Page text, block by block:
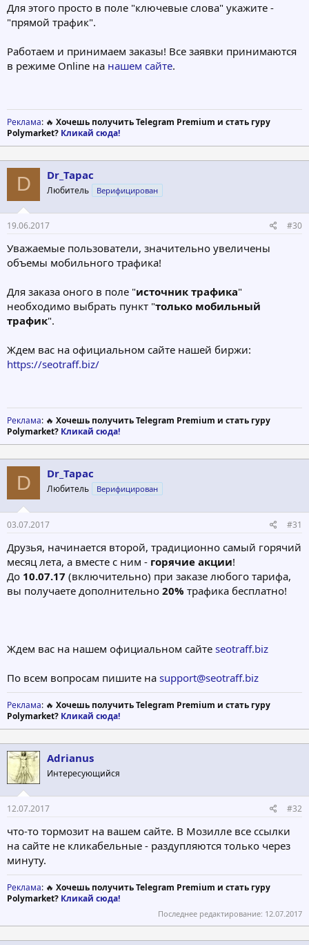
Для этого просто в поле "ключевые слова" укажите -
"прямой трафик".
Работаем и принимаем заказы! Все заявки принимаются
в режиме Online на нашем сайте.
Реклама: 🔥 Хочешь получить Telegram Premium и стать гуру
Polymarket? Кликай сюда!
D Dr_Tapac
Любитель Верифицирован
19.06.2017 #30
Уважаемые пользователи, значительно увеличены
объемы мобильного трафика!
Для заказа оного в поле "источник трафика"
необходимо выбрать пункт "только мобильный
трафик".
Ждем вас на официальном сайте нашей биржи:
https://seotraff.biz/
Реклама: 🔥 Хочешь получить Telegram Premium и стать гуру
Polymarket? Кликай сюда!
D Dr_Tapac
Любитель Верифицирован
03.07.2017 #31
Друзья, начинается второй, традиционно самый горячий
месяц лета, а вместе с ним - горячие акции!
До 10.07.17 (включительно) при заказе любого тарифа,
вы получаете дополнительно 20% трафика бесплатно!
Ждем вас на нашем официальном сайте seotraff.biz
По всем вопросам пишите на support@seotraff.biz
Реклама: 🔥 Хочешь получить Telegram Premium и стать гуру
Polymarket? Кликай сюда!
Adrianus
Интересующийся
12.07.2017 #32
что-то тормозит на вашем сайте. В Мозилле все ссылки
на сайте не кликабельные - раздупляются только через
минуту.
Реклама: 🔥 Хочешь получить Telegram Premium и стать гуру
Polymarket? Кликай сюда!
Последнее редактирование: 12.07.2017